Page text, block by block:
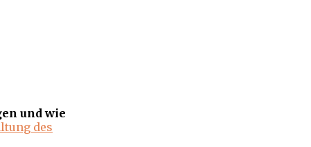
und wie
des